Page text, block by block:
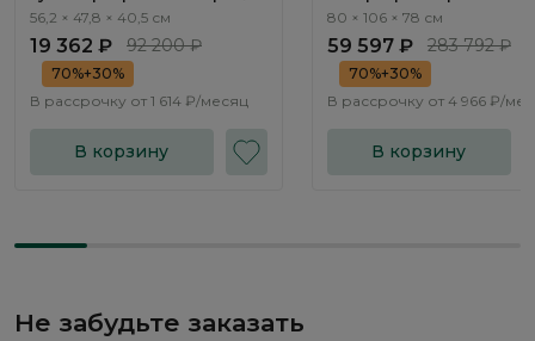
Arta AR1012.1
56,2 × 47,8 × 40,5 см
19 362 ₽ 92 200 ₽
70%+30%
В рассрочку от 1 614 ₽/месяц
В корзину
Gleno ММ107.2
80 × 106 × 78 см
59 597 ₽ 283 792 ₽
70%+30%
В рассрочку от 4 966 ₽/
В корзину
Не забудьте заказать